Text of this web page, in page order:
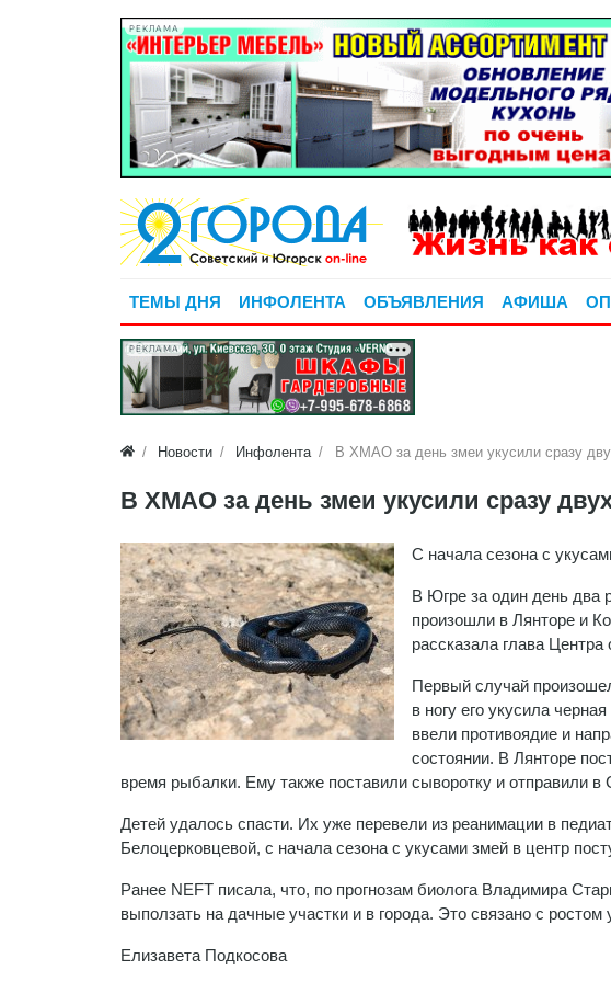
РЕКЛАМА
ТЕМЫ ДНЯ ИНФОЛЕНТА ОБЪЯВЛЕНИЯ АФИША
РЕКЛАМА
Новости Инфолента В ХМАО за день змеи укусили сразу
В ХМАО за день змеи укусили сразу
С начала сезона с
В Югре за один день два
произошли в Лянторе и
рассказала глава
Первый случай
в ногу его укусила
ввели противоядие и
состоянии. В Лянторе
время рыбалки. Ему также поставили сыворотку и отправили в
Детей удалось спасти. Их уже перевели из реанимации в
Белоцерковцевой, с начала сезона с укусами змей в центр
Ранее NEFT писала, что, по прогнозам биолога Владимира
выползать на дачные участки и в города. Это связано с ростом
Елизавета Подкосова